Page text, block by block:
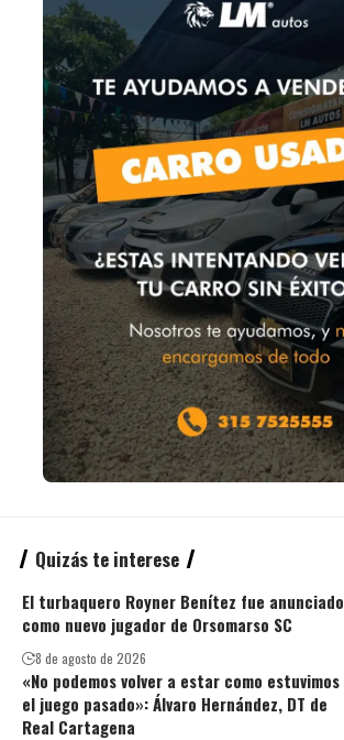
Quizás te interese
El turbaquero Royner Benítez fue anunciado
como nuevo jugador de Orsomarso SC
8 de agosto de 2026
«No podemos volver a estar como estuvimos
el juego pasado»: Álvaro Hernández, DT de
Real Cartagena